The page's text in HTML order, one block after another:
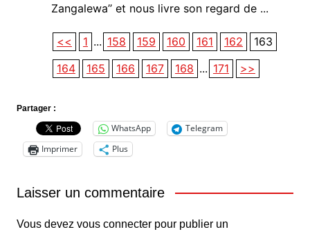
Zangalewa’’ et nous livre son regard de ...
<< 1 ... 158 159 160 161 162
163
164
165 166 167 168 ... 171 >>
Partager :
WhatsApp
Telegram
Imprimer
Plus
Laisser un commentaire
Vous devez vous connecterpour publier un